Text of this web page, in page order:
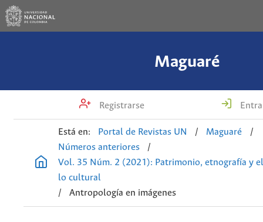
Maguaré
Registrarse
Está en: Portal de Revistas UN / Maguaré
/
Números anteriores
/
Vol. 35 Núm. 2 (2021): Patrimonio, etnografía y
lo cultural
/
Antropología en imágenes